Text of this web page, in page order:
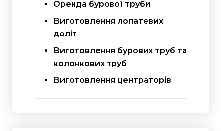
Оренда бурової труби
Виготовлення лопатевих
доліт
Виготовлення бурових труб та
колонкових труб
Виготовлення центраторів